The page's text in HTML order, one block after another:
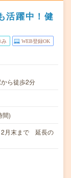
活躍中！健
み WEB登録OK
ら徒歩2分
間)
月末まで 延長の